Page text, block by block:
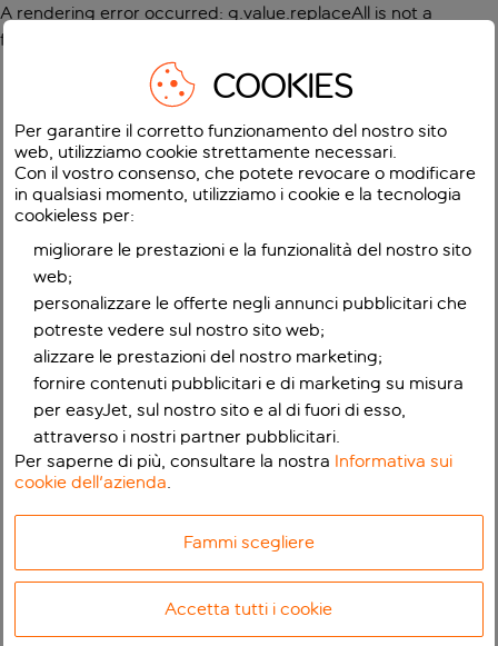
A rendering error occurred: g.value.replaceAll is not a
function
COOKIES
Per garantire il corretto funzionamento del nostro sito
web, utilizziamo cookie strettamente necessari.
Con il vostro consenso, che potete revocare o modificare
in qualsiasi momento, utilizziamo i cookie e la tecnologia
cookieless per:
migliorare le prestazioni e la funzionalità del nostro sito
web;
personalizzare le offerte negli annunci pubblicitari che
potreste vedere sul nostro sito web;
alizzare le prestazioni del nostro marketing;
fornire contenuti pubblicitari e di marketing su misura
per easyJet, sul nostro sito e al di fuori di esso,
attraverso i nostri partner pubblicitari.
Per saperne di più, consultare la nostra Informativa sui
cookie dell'azienda.
Fammi scegliere
Accetta tutti i cookie